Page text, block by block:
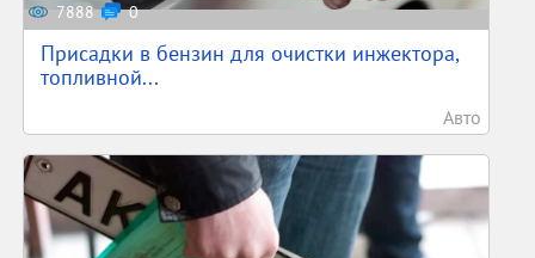
7888 0
Присадки в бензин для очистки инжектора,
топливной...
Авто